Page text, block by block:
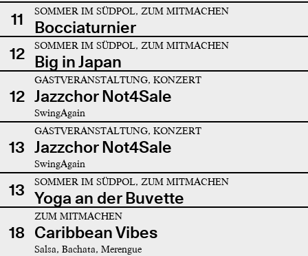
11 SOMMER IM SÜDPOL, ZUM MITMACHEN
Bocciaturnier
12
SOMMER IM SÜDPOL, ZUM MITMACHEN
Big in Japan
12
GASTVERANSTALTUNG, KONZERT
Jazzchor Not4Sale
SwingAgain
13
GASTVERANSTALTUNG, KONZERT
Jazzchor Not4Sale
SwingAgain
13 SOMMER IM SÜDPOL, ZUM MITMACHEN
Yoga an der Buvette
18
ZUM MITMACHEN
Caribbean Vibes
Salsa, Bachata, Merengue